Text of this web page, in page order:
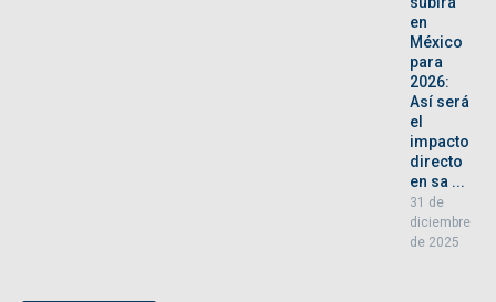
en
México
para
2026:
Así será
el
impacto
directo
en sa ...
31 de
diciembre
de 2025